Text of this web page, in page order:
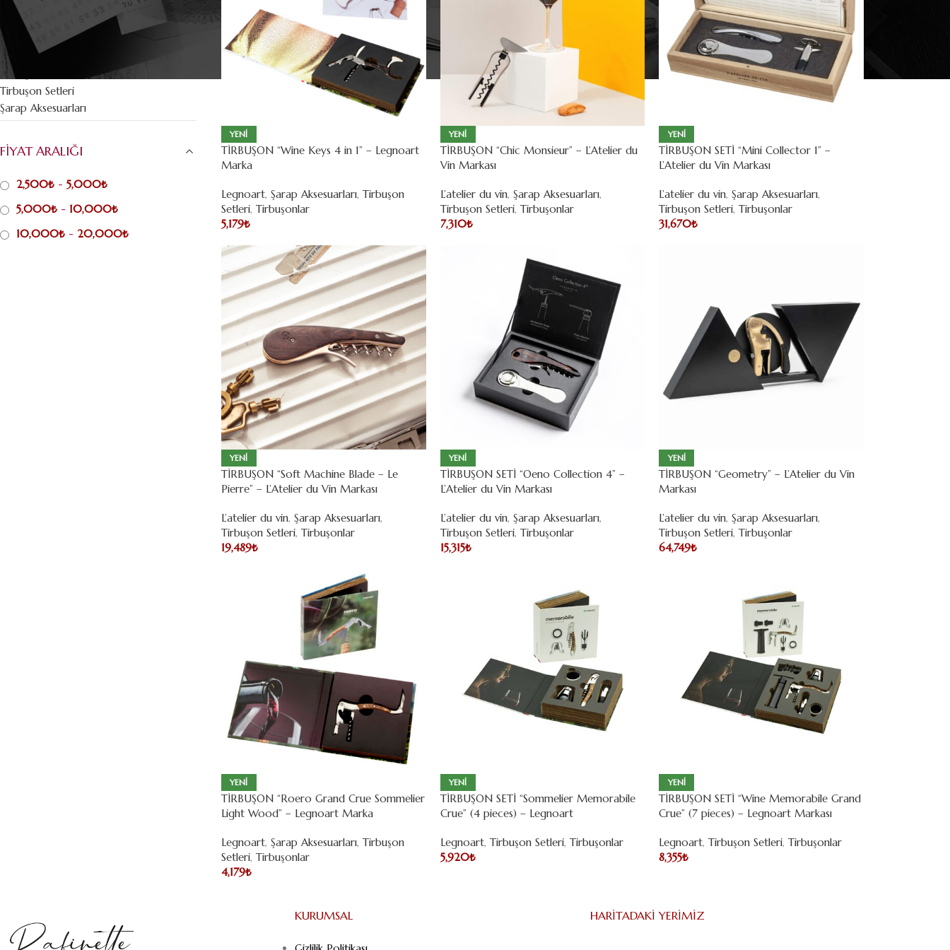
Şarap Koku Eğitim Setleri
Viski Koku Eğitim Setleri
Kahve Koku Eğitim Setleri
Tirbuşonlar
Tirbuşon Setleri
Şarap Aksesuarları
FİYAT ARALIĞI
2,500₺ - 5,000₺
5,000₺ - 10,000₺
10,000₺ - 20,000₺
YENI
TİRBUŞON “Wine Keys 4 in 1” – Legnoart
Marka
Legnoart, Şarap Aksesuarları, Tirbuşon
Setleri, Tirbuşonlar
5,179₺
YENI
TİRBUŞON “Chic Monsieur” – L’Atelier du
Vin Markası
L’atelier du vin, Şarap Aksesuarları,
Tirbuşon Setleri, Tirbuşonlar
7,310₺
YENI
TİRBUŞON SETİ “Mini Collector 1” –
L’Atelier du Vin Markası
L’atelier du vin, Şarap Aksesuarları,
Tirbuşon Setleri, Tirbuşonlar
31,670₺
YENI
TİRBUŞON “Soft Machine Blade – Le
Pierre” – L’Atelier du Vin Markası
L’atelier du vin, Şarap Aksesuarları,
Tirbuşon Setleri, Tirbuşonlar
19,489₺
YENI
TİRBUŞON SETİ “Oeno Collection 4” –
L’Atelier du Vin Markası
L’atelier du vin, Şarap Aksesuarları,
Tirbuşon Setleri, Tirbuşonlar
15,315₺
YENI
TİRBUŞON “Geometry” – L’Atelier du Vin
Markası
L’atelier du vin, Şarap Aksesuarları,
Tirbuşon Setleri, Tirbuşonlar
64,749₺
YENI
TİRBUŞON “Roero Grand Crue Sommelier
Light Wood” – Legnoart Marka
Legnoart, Şarap Aksesuarları, Tirbuşon
Setleri, Tirbuşonlar
4,179₺
YENI
TİRBUŞON SETİ “Sommelier Memorabile
Crue” (4 pieces) – Legnoart
Legnoart, Tirbuşon Setleri, Tirbuşonlar
5,920₺
YENI
TİRBUŞON SETİ “Wine Memorabile Grand
Crue” (7 pieces) – Legnoart Markası
Legnoart, Tirbuşon Setleri, Tirbuşonlar
8,355₺
KURUMSAL HARITADAKI YERIMIZ